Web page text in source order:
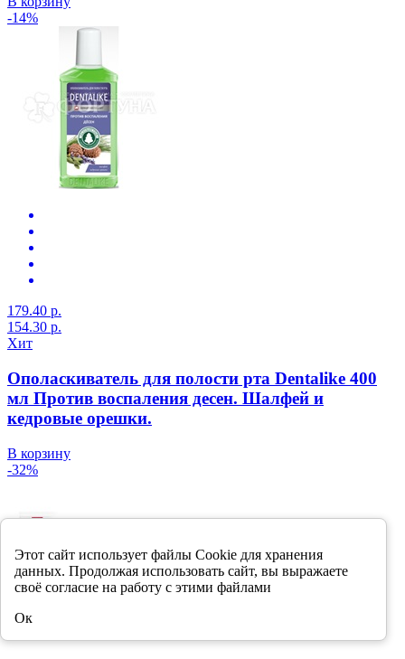
Этот сайт использует файлы Cookie для хранения
данных. Продолжая использовать сайт, вы выражаете
своё согласие на работу с этими файлами
Ок
-14%
179.40 р.
154.30 р.
Хит
Ополаскиватель для полости рта Dentalike 400
мл Против воспаления десен. Шалфей и
кедровые орешки.
В корзину
-32%